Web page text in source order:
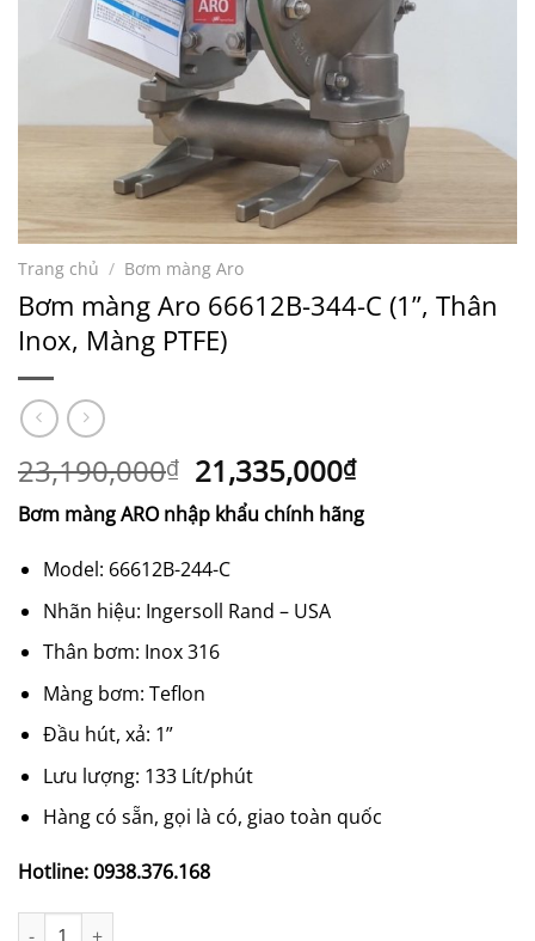
Trang chủ / Bơm màng Aro
Bơm màng Aro 66612B-344-C (1”, Thân
Inox, Màng PTFE)
23,190,000₫ Giá
gốc
là:
23,190,000₫.
21,335,000₫Giá
tại
Bơm màng ARO nhập khẩu chính hãng
Model: 66612B-244-C
Nhãn hiệu: Ingersoll Rand – USA
Thân bơm: Inox 316
Màng bơm: Teflon
Đầu hút, xả: 1”
Lưu lượng: 133 Lít/phút
Hàng có sẵn, gọi là có, giao toàn quốc
Hotline: 0938.376.168
Bơm màng Aro 66612B-344-C (1”, Thân Inox, Màng PTFE) số